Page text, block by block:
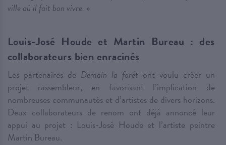
ville où il fait bon vivre. »
Louis-José Houde et Martin Bureau : des
collaborateurs bien enracinés
Les partenaires de Demain la forêt ont voulu créer un
projet rassembleur, en favorisant l’implication de
nombreuses communautés et d’artistes de divers horizons.
Deux collaborateurs de renom ont déjà annoncé leur
appui au projet : Louis-José Houde et l’artiste peintre
Martin Bureau.